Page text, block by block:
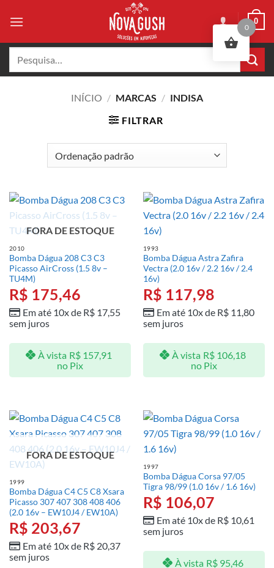
0
INÍCIO / MARCAS / INDISA
FILTRAR
FORA DE ESTOQUE
2010
Bomba Dágua 208 C3 C3
Picasso AirCross (1.5 8v –
TU4M)
R$ 175,46
Em até 10x de R$17,55
sem juros
À vista R$ 157,91
no Pix
1993
Bomba Dágua Astra Zafira
Vectra (2.0 16v / 2.2 16v / 2.4
16v)
R$ 117,98
Em até 10x de R$11,80
sem juros
À vista R$ 106,18
no Pix
FORA DE ESTOQUE
1999
Bomba Dágua C4 C5 C8 Xsara
Picasso 307 407 308 408 406
(2.0 16v – EW10J4 / EW10A)
R$ 203,67
Em até 10x de R$20,37
sem juros
1997
Bomba Dágua Corsa 97/05
Tigra 98/99 (1.0 16v / 1.6 16v)
R$ 106,07
Em até 10x de R$10,61
sem juros
À vista R$95,46
0